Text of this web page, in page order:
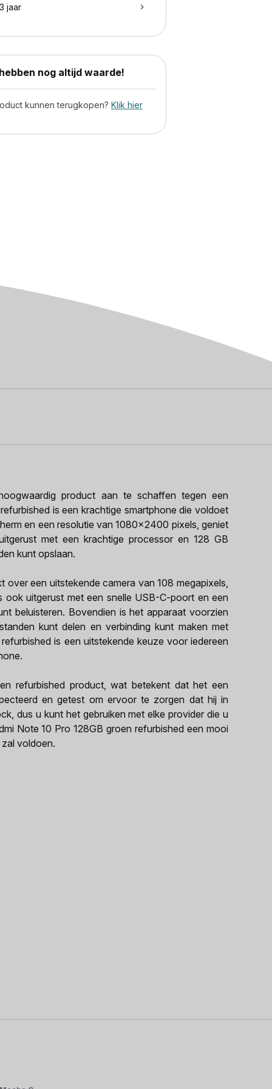
jaar
nog altijd waarde!
kunnen terugkopen? Klik hier
product aan te schaffen tegen een
is een krachtige smartphone die voldoet
en een resolutie van 1080x2400 pixels, geniet
met een krachtige processor en 128 GB
kunt opslaan.
over een uitstekende camera van 108 megapixels,
uitgerust met een snelle USB-C-poort en een
beluisteren. Bovendien is het apparaat voorzien
kunt delen en verbinding kunt maken met
is een uitstekende keuze voor iedereen
refurbished product, wat betekent dat het een
en getest om ervoor te zorgen dat hij in
dus u kunt het gebruiken met elke provider die u
Note 10 Pro 128GB groen refurbished een mooi
voldoen.